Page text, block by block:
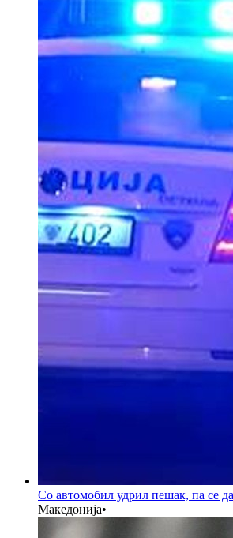
Со автомобил удрил пешак, па се
Македонија•